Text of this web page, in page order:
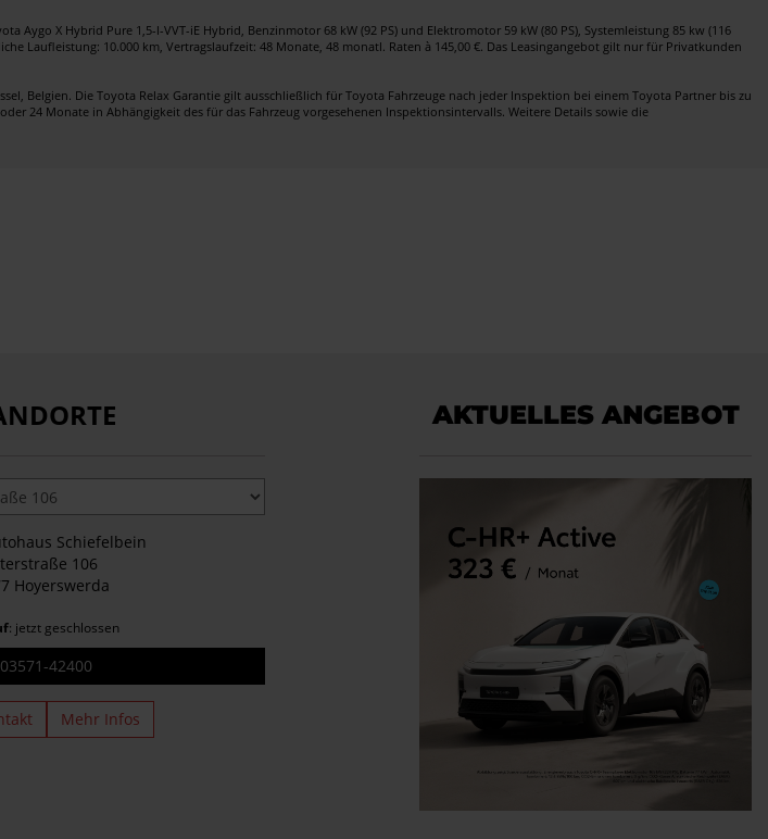
X Hybrid Pure 1,5-l-VVT-iE Hybrid, Benzinmotor 68 kW (92 PS) und Elektromotor 59 kW (80 PS), Systemleistung 85 kw (116
Laufleistung: 10.000 km, Vertragslaufzeit: 48 Monate, 48 monatl. Raten à 145,00 €. Das Leasingangebot gilt nur für Privatkunden
Belgien. Die Toyota Relax Garantie gilt ausschließlich für Toyota Fahrzeuge nach jeder Inspektion bei einem Toyota Partner bis zu
24 Monate in Abhängigkeit des für das Fahrzeug vorgesehenen Inspektionsintervalls. Weitere Details sowie die
Schiefelbein
106
Hoyerswerda
: jetzt geschlossen
03571-42400
Mehr Infos
AKTUELLES ANGEBOT